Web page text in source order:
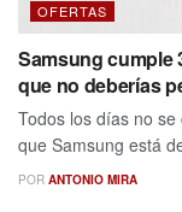
OFERTAS
Samsung cumple
que no deberías
Todos los días no
que Samsung está
POR ANTONIO MIRA